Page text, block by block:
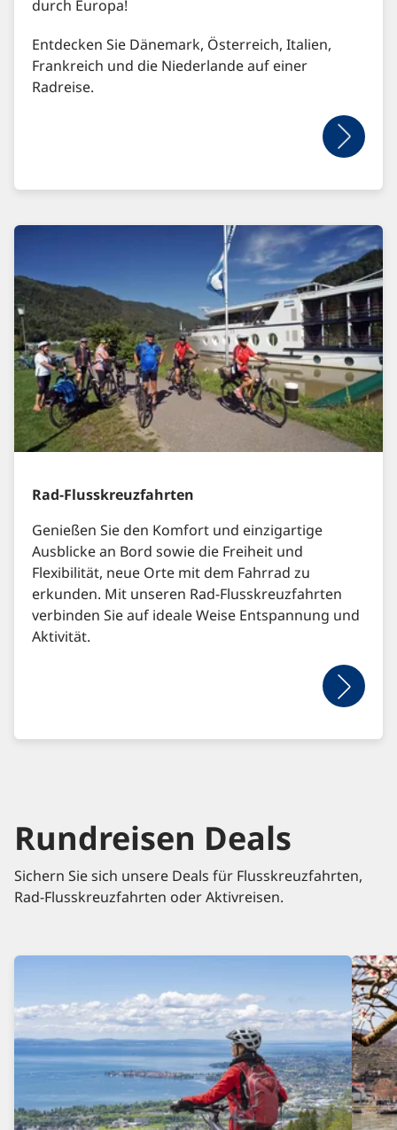
durch Europa!
Entdecken Sie Dänemark, Österreich, Italien,
Frankreich und die Niederlande auf einer
Radreise.
Rad-Flusskreuzfahrten
Genießen Sie den Komfort und einzigartige
Ausblicke an Bord sowie die Freiheit und
Flexibilität, neue Orte mit dem Fahrrad zu
erkunden. Mit unseren Rad-Flusskreuzfahrten
verbinden Sie auf ideale Weise Entspannung und
Aktivität.
Rundreisen Deals
Sichern Sie sich unsere Deals für Flusskreuzfahrten,
Rad-Flusskreuzfahrten oder Aktivreisen.